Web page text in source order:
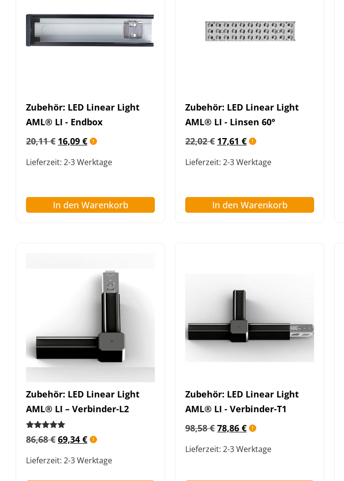
Zubehör: LED Linear Light
AML® LI - Endbox
20,11€ 16,09 €
Lieferzeit: 2-3 Werktage
In den Warenkorb
Zubehör: LED Linear Light
AML® LI - Linsen 60°
22,02€ 17,61 €
Lieferzeit: 2-3 Werktage
In den Warenkorb
Zubehör: LED Linear Light
AML® LI – Verbinder-L2
Bewertet mit
5.00
86,68€ 69,34 €
Lieferzeit: 2-3 Werktage
Zubehör: LED Linear Light
AML® LI - Verbinder-T1
98,58€ 78,86 €
Lieferzeit: 2-3 Werktage